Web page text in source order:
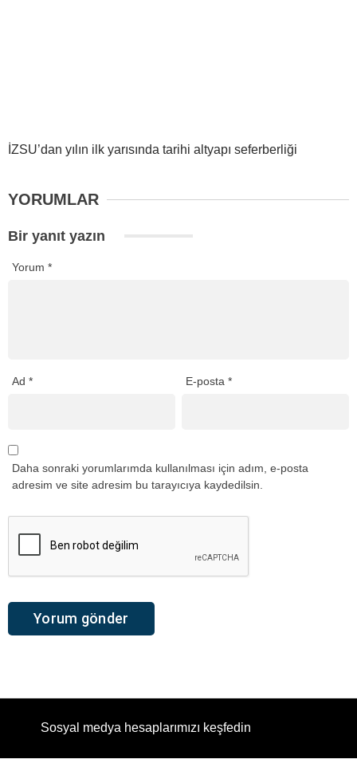
İZSU’dan yılın ilk yarısında tarihi altyapı seferberliği
YORUMLAR
Bir yanıt yazın
Yorum *
Ad * E-posta*
Daha sonraki yorumlarımda kullanılması için adım, e-posta
adresim ve site adresim bu tarayıcıya kaydedilsin.
Sosyal medya hesaplarımızı keşfedin